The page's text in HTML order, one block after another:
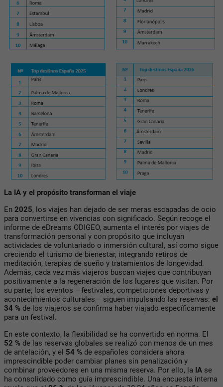
La IA y el propósito transforman el viaje
En 2025, los viajes han dejado de ser meras escapadas de ocio
para convertirse en vivencias con significado. Según recoge el
informe de eDreams ODIGEO, aumenta el interés por viajes de
transformación personal y con propósito que incluyan
actividades de voluntariado o inmersión cultural, así como sigue
creciendo el turismo de bienestar, integrando retiros de
meditación, terapias de sueño y tratamientos de longevidad.
Además, cada vez más viajeros buscan viajes que contribuyan
positivamente a la regeneración de los lugares que visitan. Por
su parte, los eventos —festivales, competiciones deportivas y
acontecimientos culturales— siguen impulsando las reservas: el
34 % de los viajeros se confirma haber viajado específicamente
para un festival.
En este contexto, la flexibilidad se ha convertido en norma. El
52 % de las reservas globales se realizó con menos de un mes
de antelación, y el 54 % de españoles considera ahora
imprescindible poder cambiar planes sin penalización y
combinar proveedores en una misma reserva. Por ello, la IA se
ha consolidado como guía imprescindible. Una encuesta interna